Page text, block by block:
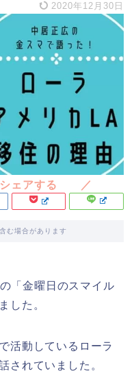
2020年12月30日
む場合があります
「金曜日のスマイル
した。
活動しているローラ
されていました。